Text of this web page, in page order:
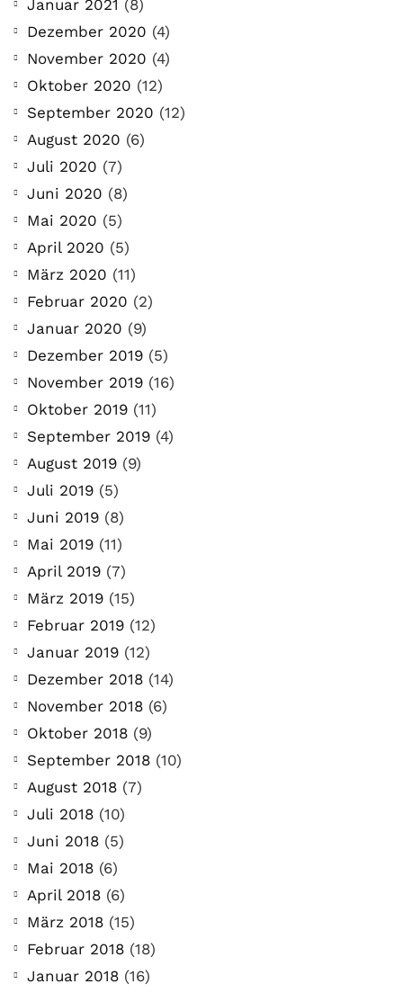
Januar 2021 (8)
Dezember 2020 (4)
November 2020 (4)
Oktober 2020 (12)
September 2020 (12)
August 2020 (6)
Juli 2020 (7)
Juni 2020 (8)
Mai 2020 (5)
April 2020 (5)
März 2020 (11)
Februar 2020 (2)
Januar 2020 (9)
Dezember 2019 (5)
November 2019 (16)
Oktober 2019 (11)
September 2019 (4)
August 2019 (9)
Juli 2019 (5)
Juni 2019 (8)
Mai 2019 (11)
April 2019 (7)
März 2019 (15)
Februar 2019 (12)
Januar 2019 (12)
Dezember 2018 (14)
November 2018 (6)
Oktober 2018 (9)
September 2018 (10)
August 2018 (7)
Juli 2018 (10)
Juni 2018 (5)
Mai 2018 (6)
April 2018 (6)
März 2018 (15)
Februar 2018 (18)
Januar 2018 (16)